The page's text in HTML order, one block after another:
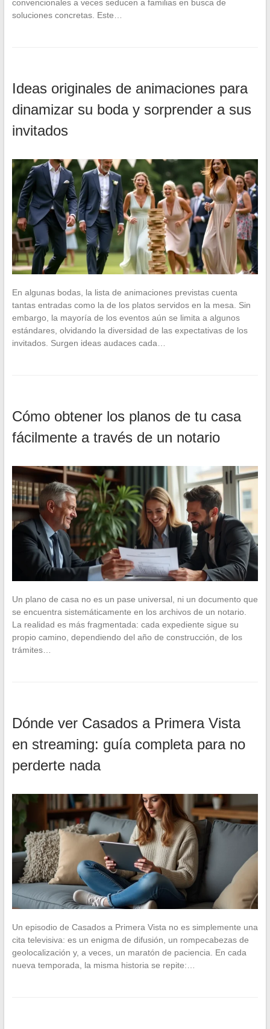
convencionales a veces seducen a familias en busca de
soluciones concretas. Este…
Ideas originales de animaciones para
dinamizar su boda y sorprender a sus
invitados
En algunas bodas, la lista de animaciones previstas cuenta
tantas entradas como la de los platos servidos en la mesa. Sin
embargo, la mayoría de los eventos aún se limita a algunos
estándares, olvidando la diversidad de las expectativas de los
invitados. Surgen ideas audaces cada…
Cómo obtener los planos de tu casa
fácilmente a través de un notario
Un plano de casa no es un pase universal, ni un documento que
se encuentra sistemáticamente en los archivos de un notario.
La realidad es más fragmentada: cada expediente sigue su
propio camino, dependiendo del año de construcción, de los
trámites…
Dónde ver Casados a Primera Vista
en streaming: guía completa para no
perderte nada
Un episodio de Casados a Primera Vista no es simplemente una
cita televisiva: es un enigma de difusión, un rompecabezas de
geolocalización y, a veces, un maratón de paciencia. En cada
nueva temporada, la misma historia se repite:…